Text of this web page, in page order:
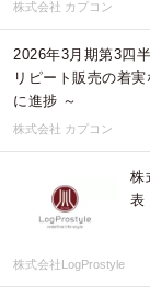
株式会社 カプコン
2026年3月期第3四
リピート販売の着
に進捗 ～
株式会社 カプコン
株
表
株式会社LogProstyle